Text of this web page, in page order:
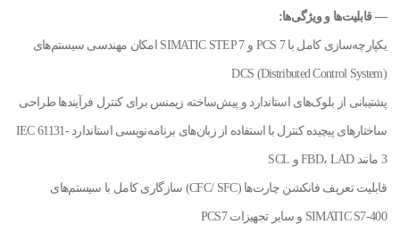
— قابلیت‌ها و ویژگی‌ها:
یکپارچه‌سازی کامل با PCS 7 و SIMATIC STEP 7 امکان مهندسی سیستم‌های
DCS (Distributed Control System)
پشتیبانی از بلوک‌های استاندارد و پیش‌ساخته زیمنس برای کنترل فرآیندها طراحی
ساختارهای پیچیده کنترل با استفاده از زبان‌های برنامه‌نویسی استاندارد IEC 61131-
3 مانند FBD، LAD و SCL
قابلیت تعریف فانکشن چارت‌ها (CFC/ SFC) سازگاری کامل با سیستم‌های
SIMATIC S7-400 و سایر تجهیزات PCS7